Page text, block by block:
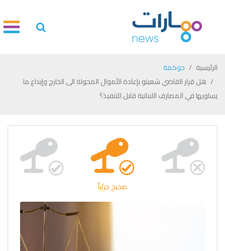
الرئيسية
حوكمة
هل قرار القاضي شعيتو بإعادة الأموال المحولة الى الخارج وإيداع ما
يساويها في المصارف اللبنانية قابل للتنفيذ؟
صحيح جزئياً